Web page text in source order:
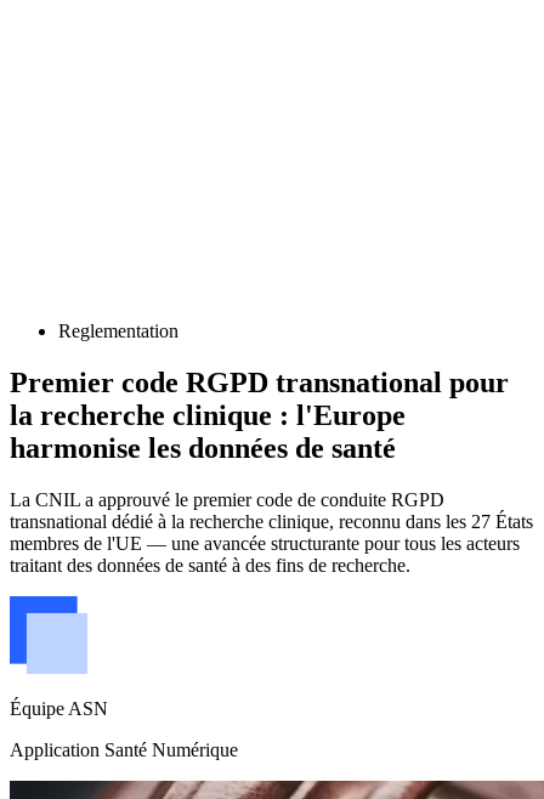
Reglementation
Premier code RGPD transnational pour
la recherche clinique : l'Europe
harmonise les données de santé
La CNIL a approuvé le premier code de conduite RGPD
transnational dédié à la recherche clinique, reconnu dans les 27 États
membres de l'UE — une avancée structurante pour tous les acteurs
traitant des données de santé à des fins de recherche.
Équipe ASN
Application Santé Numérique